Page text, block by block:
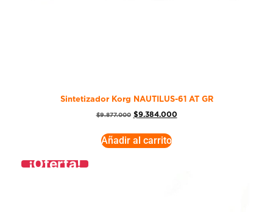
Sintetizador Korg NAUTILUS-61 AT GR
$9.877.000 $9.384.000
Añadir al carrito
¡Oferta!